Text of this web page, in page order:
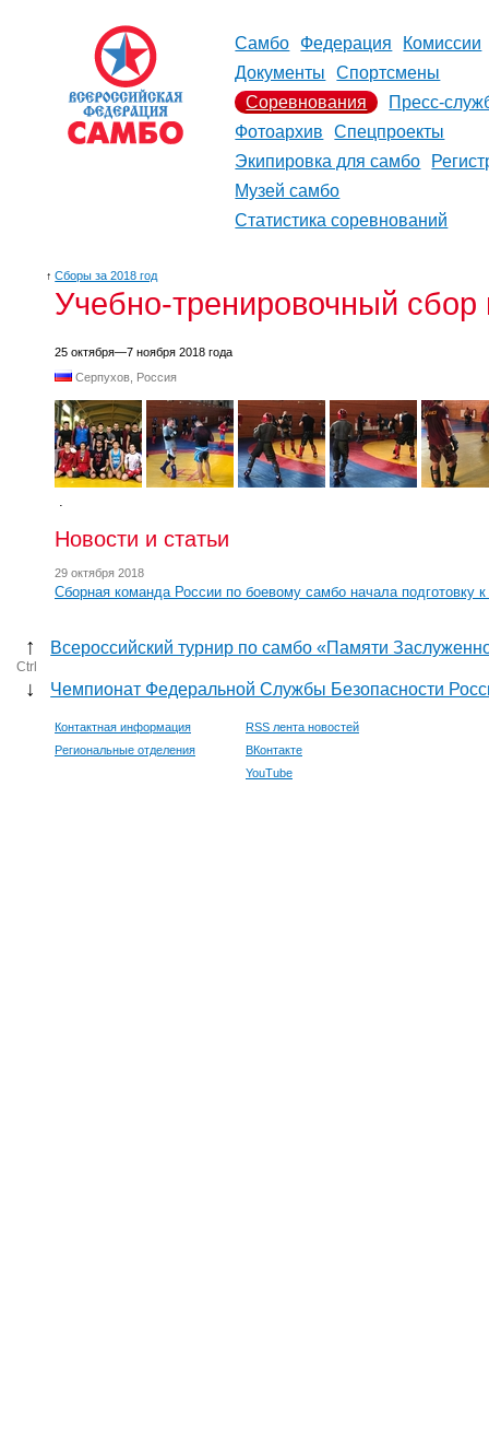
Самбо Федерация
Комиссии
Документы
Спортсмены
Соревнования
Пресс-
Фотоархив
Спецпроекты
Экипировка для самбо
Музей самбо
Статистика соревнований
↑ Сборы за 2018 год
Учебно-тренировочный
25 октября—7 ноября 2018 года
Серпухов, Россия
.
Новости и статьи
29 октября 2018
Сборная команда России по боевому самбо начала подготовку
↑ Всероссийский турнир по самбо «Памяти
Ctrl
↓ Чемпионат Федеральной Службы Безопасности
Контактная информация
Региональные отделения
RSS лента новостей
ВКонтакте
YouTube